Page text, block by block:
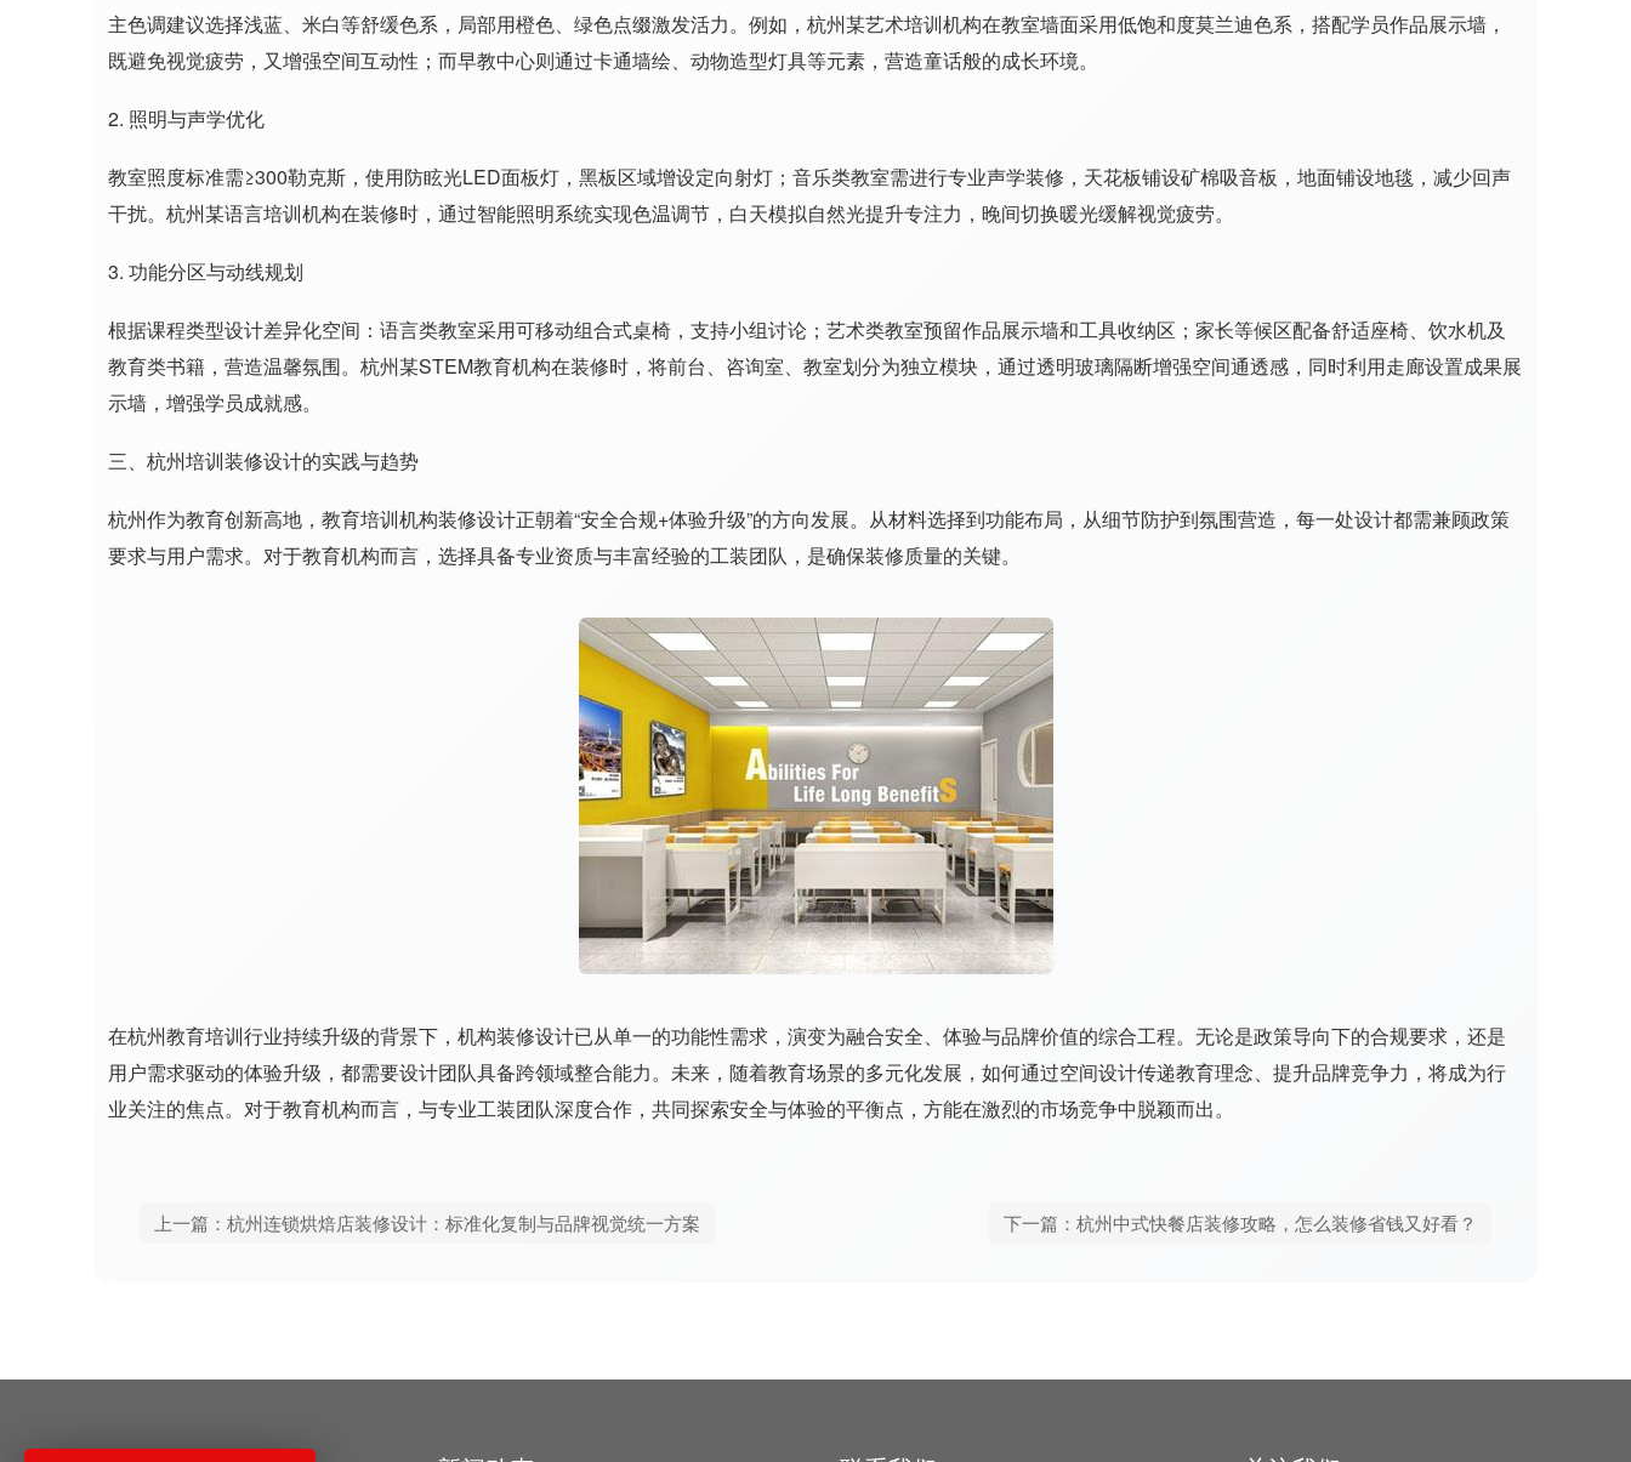
主色调建议选择浅蓝、米白等舒缓色系，局部用橙色、绿色点缀激发活力。例如，杭州某艺术培训机构在教室墙面采用低饱和度莫兰迪色系，搭配学员作品展示墙，
既避免视觉疲劳，又增强空间互动性；而早教中心则通过卡通墙绘、动物造型灯具等元素，营造童话般的成长环境。
2. 照明与声学优化
教室照度标准需≥300勒克斯，使用防眩光LED面板灯，黑板区域增设定向射灯；音乐类教室需进行专业声学装修，天花板铺设矿棉吸音板，地面铺设地毯，减少回声
干扰。杭州某语言培训机构在装修时，通过智能照明系统实现色温调节，白天模拟自然光提升专注力，晚间切换暖光缓解视觉疲劳。
3. 功能分区与动线规划
根据课程类型设计差异化空间：语言类教室采用可移动组合式桌椅，支持小组讨论；艺术类教室预留作品展示墙和工具收纳区；家长等候区配备舒适座椅、饮水机及
教育类书籍，营造温馨氛围。杭州某STEM教育机构在装修时，将前台、咨询室、教室划分为独立模块，通过透明玻璃隔断增强空间通透感，同时利用走廊设置成果展
示墙，增强学员成就感。
三、杭州培训装修设计的实践与趋势
杭州作为教育创新高地，教育培训机构装修设计正朝着“安全合规+体验升级”的方向发展。从材料选择到功能布局，从细节防护到氛围营造，每一处设计都需兼顾政策
要求与用户需求。对于教育机构而言，选择具备专业资质与丰富经验的工装团队，是确保装修质量的关键。
在杭州教育培训行业持续升级的背景下，机构装修设计已从单一的功能性需求，演变为融合安全、体验与品牌价值的综合工程。无论是政策导向下的合规要求，还是
用户需求驱动的体验升级，都需要设计团队具备跨领域整合能力。未来，随着教育场景的多元化发展，如何通过空间设计传递教育理念、提升品牌竞争力，将成为行
业关注的焦点。对于教育机构而言，与专业工装团队深度合作，共同探索安全与体验的平衡点，方能在激烈的市场竞争中脱颖而出。
上一篇：杭州连锁烘焙店装修设计：标准化复制与品牌视觉统一方案 下一篇：杭州中式快餐店装修攻略，怎么装修省钱又好看？